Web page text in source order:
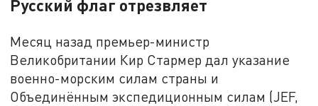
Русский флаг отрезвляет
Месяц назад премьер-министр
Великобритании Кир Стармер дал указание
военно-морским силам страны и
Объединённым экспедиционным силам (JEF,